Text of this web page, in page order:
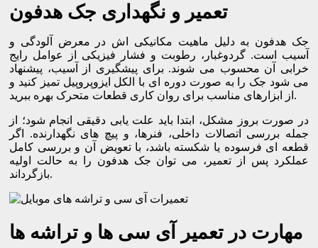
تعمیر و نگهداری جک هدفون
جک هدفون به دلیل ماهیت مکانیکی اش در معرض آلودگی و
آسیب است. گردوغبار، رطوبت و فشار فیزیکی از عوامل رایج
خرابی آن محسوب می شوند. برای پیشگیری از آسیب، پیشنهاد
می شود جک را به صورت دوره ای با الکل ایزوپروپیل تمیز کنید و
از ابزارهای مناسب برای روان کاری قطعات متحرک بهره ببرید.
در صورت بروز مشکل، ابتدا باید علت یابی دقیقی انجام شود؛ از
جمله بررسی اتصالات داخلی، فنرها، و پیچ های نگهدارنده. اگر
قطعه ای فرسوده یا شکسته باشد، با تعویض آن و بررسی کامل
عملکرد پس از تعمیر، می توان جک هدفون را به حالت اولیه
بازگرداند.
مهارت در تعمیر آی سی ها و تراشه ها